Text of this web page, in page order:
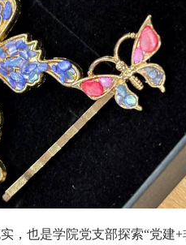
，也是学院党支部探索“党建